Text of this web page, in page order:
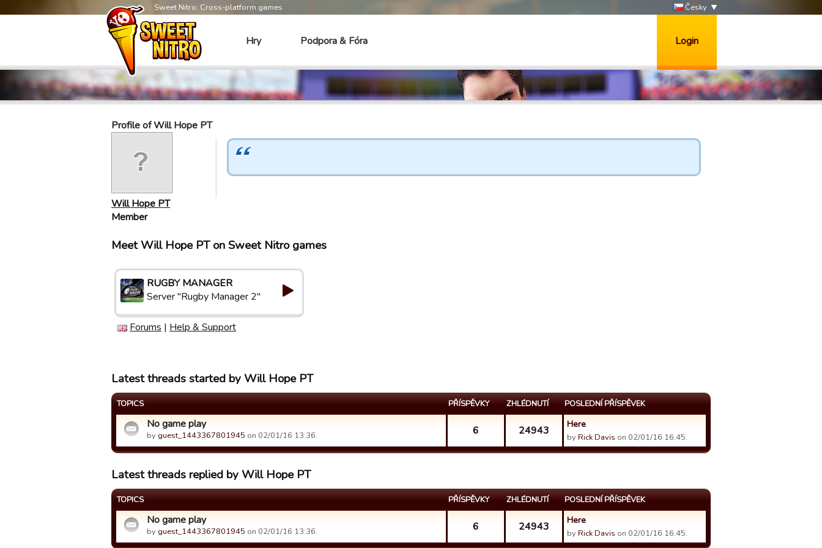
Sweet Nitro: Cross-platform games Česky
Hry Podpora & Fóra Login
Profile of Will Hope PT
Will Hope PT
Member
Meet Will Hope PT on Sweet Nitro games
RUGBY MANAGER
Server "Rugby Manager 2"
Forums | Help & Support
Latest threads started by Will Hope PT
TOPICS PŘÍSPĚVKY ZHLÉDNUTÍ POSLEDNÍ PŘÍSPĚVEK
No game play
by guest_1443367801945 on 02/01/16 13:36. 6 24943 Here
byRick Davis on 02/01/16 16:45.
Latest threads replied by Will Hope PT
TOPICS PŘÍSPĚVKY ZHLÉDNUTÍ POSLEDNÍ PŘÍSPĚVEK
No game play
by guest_1443367801945 on 02/01/16 13:36. 6 24943 Here
byRick Davis on 02/01/16 16:45.